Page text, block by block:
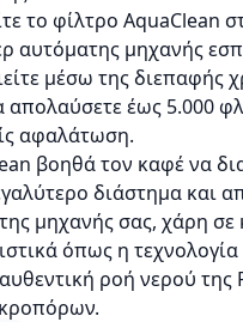
το φίλτρο AquaClean
αυτόματης μηχανής
μέσω της διεπαφής
απολαύσετε έως 5.000
αφαλάτωση.
βοηθά τον καφέ να
διάστημα και
μηχανής σας, χάρη σε
όπως η
ροή νερού της